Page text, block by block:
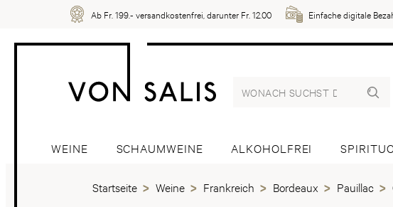
Ab Fr. 199.- versandkostenfrei, darunter Fr. 12.00 Einfache digitale
WEINE SCHAUMWEINE ALKOHOLFREI
Startseite Weine Frankreich Bordeaux Pauillac